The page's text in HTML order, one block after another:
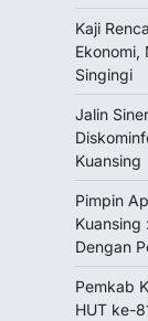
Kaji
Ekonomi,
Singingi
Jalin
Kuansing
Pimpin
Kuansing
Dengan
Pemkab
HUT ke-